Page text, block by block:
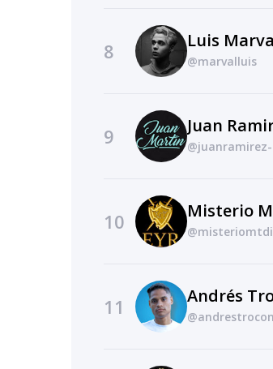
8 Luis
@marvalluis
9 Juan
10 Misterio
11 Andrés